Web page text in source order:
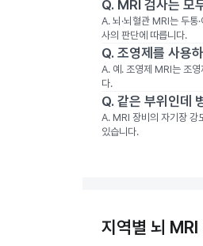
Q. MRI 검사는 모
A. 뇌·뇌혈관 MRI는 두통
사의 판단에 따릅니다.
Q. 조영제를 사용
A. 예. 조영제 MRI는 조
다.
Q. 같은 부위인데
A. MRI 장비의 자기장 강
있습니다.
지역별 뇌 MRI